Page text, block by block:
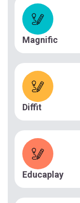
Magnific
Diffit
Educaplay